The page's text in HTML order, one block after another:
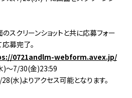
クリーンショットと共に応募フォー
募完了。
0721andlm-webform.avex.jp/
)～7/30(金)23:59
水)よりアクセス可能となります。